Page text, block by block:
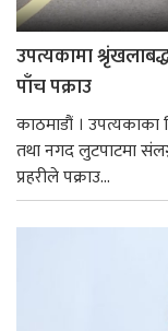
उपत्यकामा
पाँच पक्राउ
काठमाडौं । उपत्यकाका
तथा नगद लुटपाटमा
प्रहरीले पक्राउ...